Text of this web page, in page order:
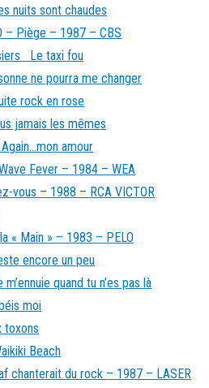
nuits sont chaudes
– Piège – 1987 – CBS
Le taxi fou
ne pourra me changer
rock en rose
jamais les mêmes
amour
Fever – 1984 – WEA
vous – 1988 – RCA VICTOR
« Main » – 1983 – PELO
encore un peu
quand tu n’es pas là
moi
toxons
Beach
chanterait du rock – 1987 – LASER